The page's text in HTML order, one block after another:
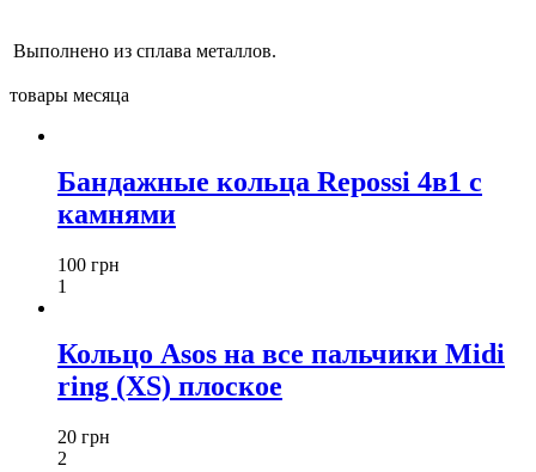
Выполнено из сплава металлов.
товары месяца
Бандажные кольца Repossi 4в1 с
камнями
100 грн
1
Кольцо Asos на все пальчики Midi
ring (XS) плоское
20 грн
2